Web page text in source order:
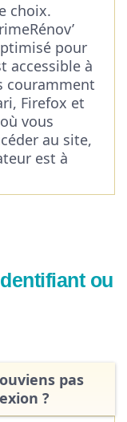
choix.
pour
accessible à
couramment
Firefox et
vous
au site,
est à
ou
pas
?